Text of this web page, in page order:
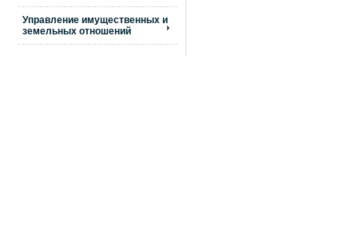
Управление имущественных и
земельных отношений